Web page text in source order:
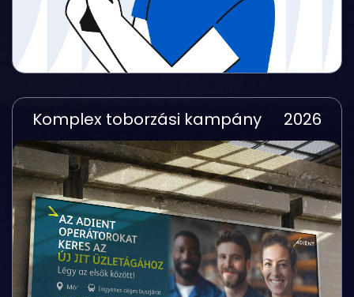
Komplex toborzási kampány 2026